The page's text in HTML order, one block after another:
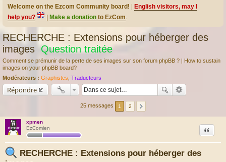
Welcome on the Ezcom Community board!
English visitors, may I
help you?
Make a donation to EzCom.
RECHERCHE : Extensions pour héberger des
images Question traitée
Comment se prémunir de la perte de ses images sur son forum phpBB ? | How to sustain
images on your phpBB board?
Modérateurs : Graphistes Traducteurs
Répondre
25 messages 1 2
xpmen
EzComien
RECHERCHE : Extensions pour héberger des
Citation